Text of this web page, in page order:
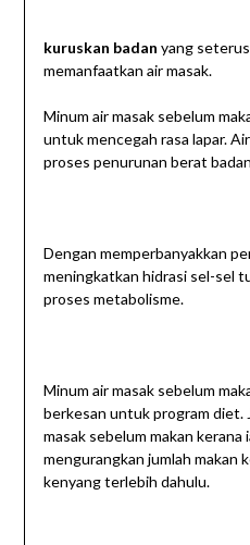
kuruskan badan yang
memanfaatkan air masak.
Minum air masak sebelum
untuk mencegah rasa lapar.
proses penurunan berat
Dengan memperbanyakkan
meningkatkan hidrasi sel-sel
proses metabolisme.
Minum air masak sebelum
berkesan untuk program diet.
masak sebelum makan
mengurangkan jumlah makan
kenyang terlebih dahulu.